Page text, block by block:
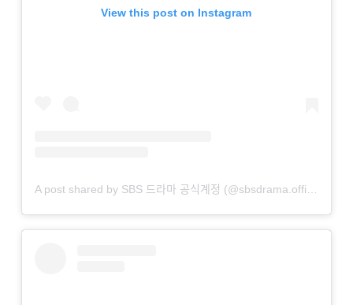
View this post on Instagram
A post shared by SBS 드라마 공식계정 (@sbsdrama.official)